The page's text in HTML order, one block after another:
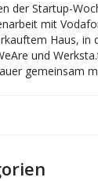
der Startup-
mit
Haus, in
und
gemeinsam